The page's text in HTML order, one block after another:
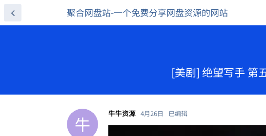
聚合网盘站-一个免费分享网盘资源的网站
[美剧] 绝望写手 第
牛 牛牛资源 4月26日 已编辑